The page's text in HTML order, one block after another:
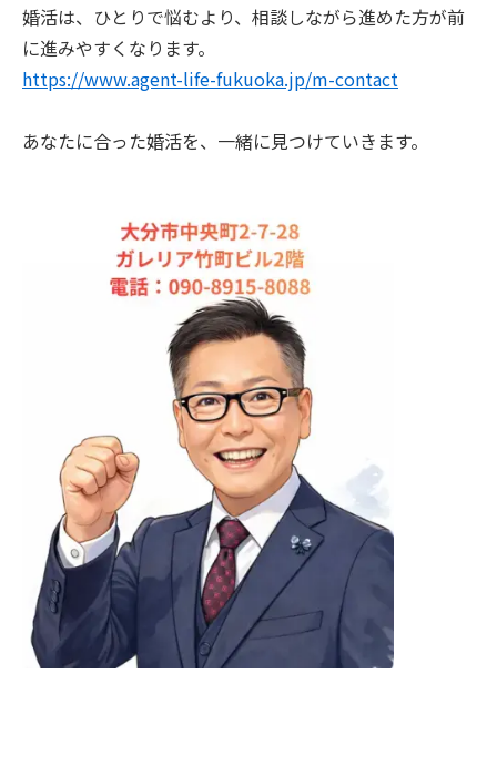
婚活は、ひとりで悩むより、相談しながら進めた方が前
に進みやすくなります。
https://www.agent-life-fukuoka.jp/m-contact
あなたに合った婚活を、一緒に見つけていきます。